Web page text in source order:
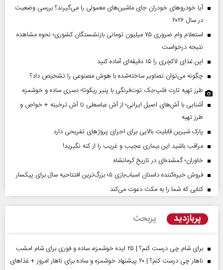
آیا خودروهای خودران جای ماشین‌های معمولی را می‌گیرند؟ بررسی وضعیت
در سال ۲۰۲۶
استعلام وام ضروری ۷۵ میلیون تومانی بازنشستگان کشوری؛ نحوه مشاهده
نتیجه درخواست
این غذای لاکچری را ۱۵ دقیقه‌ای آماده کنید
چگونه می‌توان تصاویر ساخته‌شده با هوش مصنوعی را تشخیص داد؟
طرز تهیه تارت فلپ‌جک توت‌فرنگی با پنیر ریکوتا؛ دسری ساده و خوشمزه
آشنایی با آش‌های اصیل ایرانی؛ از آش عباسعلی تا آش ترخینه + خواص و
طرز تهیه
پارک شیرین قابلیت‌ بالایی برای اجرای پروژهای تفریحی دارد
مراقب باشید این بیماری عجیب و غریب را از کنه نگیرید!
خاوران؛ گمشده‌ای در تاریخ کرمانشاه
فروش خیره‌کننده داستان اسباب‌بازی ۵؛ بزرگ‌ترین افتتاحیه سال برای پیکسار
کتابی که شما را به مکث دعوت می‌کند
پربازدید پربحث
برای شام چی درست کنم؟ | ۲۵ ایده خوشمزه، ساده و فوری برای شام امشب
ناهار چی درست کنم؟ | ۲۰ پیشنهاد خوشمزه و ساده برای ناهار امروز + غذاهای